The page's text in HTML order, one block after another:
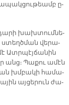
ը­
խախ­տում­նե­
ստեղծ­ման վե­րա­
Ատր­պէյ­ճա­նին
անց։ Պա­քու ա­մէն
խմբա­կի հա­մա­
այ­ցե­րուն ժա­